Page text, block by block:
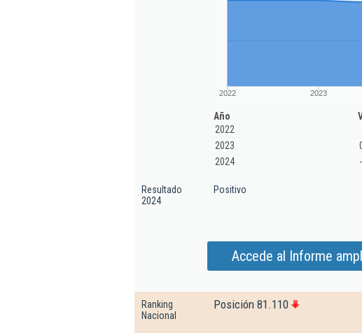
2022 2023
Año
2022
2023
2024
Resultado
2024
Positivo
Accede al Informe
Ranking
Nacional
Posición 81.110